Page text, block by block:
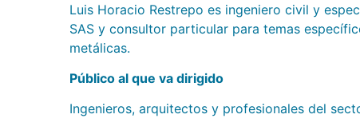
Luis Horacio Restrepo es ingeniero civil y
SAS y consultor particular para temas
metálicas.
Público al que va dirigido
Ingenieros, arquitectos y profesionales del